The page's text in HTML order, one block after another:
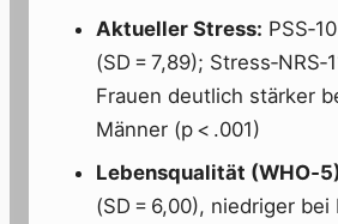
Aktueller Stress:
(SD = 7,89);
Frauen deutlich stärker
Männer (p < .001)
Lebensqualität
(SD = 6,00), niedriger bei